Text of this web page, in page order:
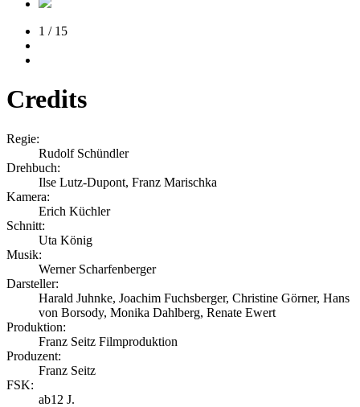
1 / 15
Credits
Regie:
Rudolf Schündler
Drehbuch:
Ilse Lutz-Dupont, Franz Marischka
Kamera:
Erich Küchler
Schnitt:
Uta König
Musik:
Werner Scharfenberger
Darsteller:
Harald Juhnke, Joachim Fuchsberger, Christine Görner, Hans
von Borsody, Monika Dahlberg, Renate Ewert
Produktion:
Franz Seitz Filmproduktion
Produzent:
Franz Seitz
FSK:
ab12 J.